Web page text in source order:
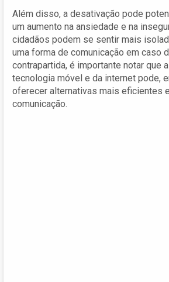
Além disso, a desativação pode
um aumento na ansiedade e na
cidadãos podem se sentir mais
uma forma de comunicação em caso
contrapartida, é importante notar que
tecnologia móvel e da internet pode,
oferecer alternativas mais eficientes
comunicação.